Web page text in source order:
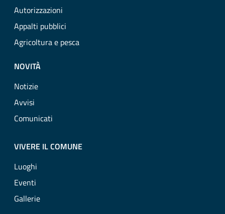
Autorizzazioni
Appalti pubblici
Agricoltura e pesca
NOVITÀ
Notizie
Avvisi
Comunicati
VIVERE IL COMUNE
Luoghi
Eventi
Gallerie